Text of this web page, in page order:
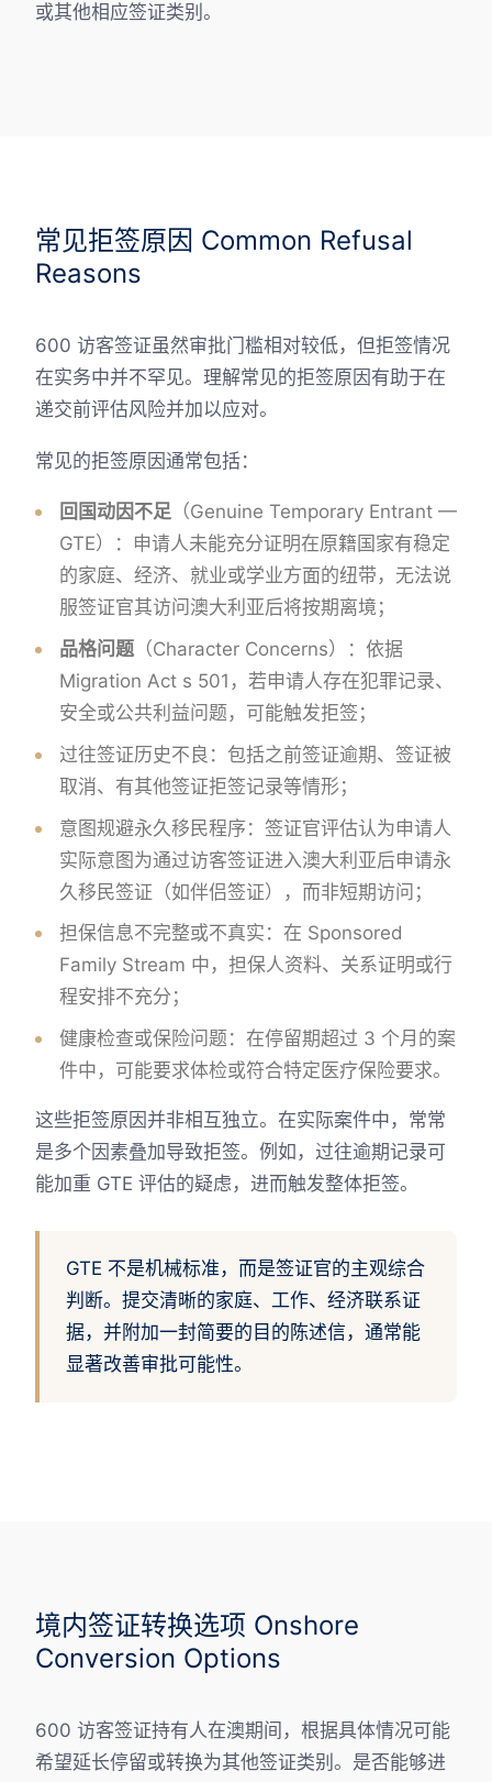
或其他相应签证类别。
常见拒签原因 Common Refusal
Reasons
600 访客签证虽然审批门槛相对较低，但拒签情况
在实务中并不罕见。理解常见的拒签原因有助于在
递交前评估风险并加以应对。
常见的拒签原因通常包括：
回国动因不足 （Genuine Temporary Entrant —
GTE）：申请人未能充分证明在原籍国家有稳定
的家庭、经济、就业或学业方面的纽带，无法说
服签证官其访问澳大利亚后将按期离境；
品格问题 （Character Concerns）：依据
Migration Act s 501，若申请人存在犯罪记录、
安全或公共利益问题，可能触发拒签；
过往签证历史不良：包括之前签证逾期、签证被
取消、有其他签证拒签记录等情形；
意图规避永久移民程序：签证官评估认为申请人
实际意图为通过访客签证进入澳大利亚后申请永
久移民签证（如伴侣签证），而非短期访问；
担保信息不完整或不真实：在 Sponsored
Family Stream 中，担保人资料、关系证明或行
程安排不充分；
健康检查或保险问题：在停留期超过 3 个月的案
件中，可能要求体检或符合特定医疗保险要求。
这些拒签原因并非相互独立。在实际案件中，常常
是多个因素叠加导致拒签。例如，过往逾期记录可
能加重 GTE 评估的疑虑，进而触发整体拒签。
GTE 不是机械标准，而是签证官的主观综合
判断。提交清晰的家庭、工作、经济联系证
据，并附加一封简要的目的陈述信，通常能
显著改善审批可能性。
境内签证转换选项 Onshore
Conversion Options
600 访客签证持有人在澳期间，根据具体情况可能
希望延长停留或转换为其他签证类别。是否能够进